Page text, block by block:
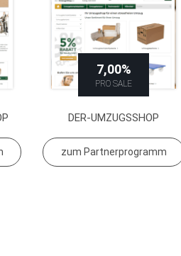
7,00%
PRO SALE
DER-UMZUGSSHOP
zum Partnerprogramm